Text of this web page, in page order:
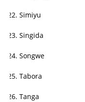
Simiyu
Singida
Songwe
Tabora
Tanga